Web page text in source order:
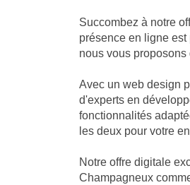
Succombez à notre
présence en ligne
nous vous
Avec un web design
d'experts en
fonctionnalités
les deux pour votre
Notre offre digitale
Champagneux